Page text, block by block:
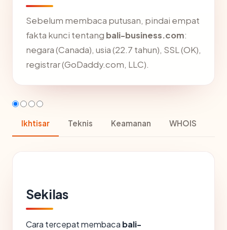
Sebelum membaca putusan, pindai empat
fakta kunci tentang bali-business.com:
negara (Canada), usia (22.7 tahun), SSL (OK),
registrar (GoDaddy.com, LLC).
Ikhtisar Teknis Keamanan WHOIS
Sekilas
Cara tercepat membaca bali-